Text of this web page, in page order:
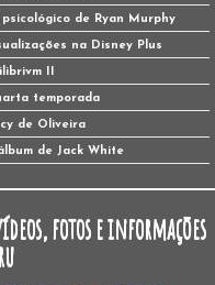
de Ryan Murphy
na Disney Plus
II
temporada
de Oliveira
de Jack White
fotos e informações